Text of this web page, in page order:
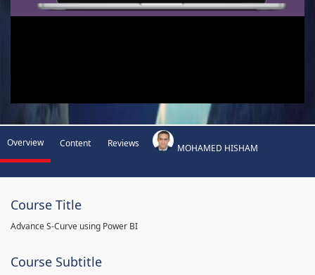
Overview Content Reviews MOHAMED HISHAM
Course Title
Advance S-Curve using Power BI
Course Subtitle